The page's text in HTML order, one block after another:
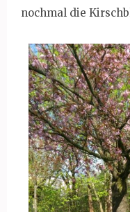
nochmal die